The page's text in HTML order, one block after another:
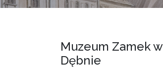
Muzeum Zamek w
Dębnie